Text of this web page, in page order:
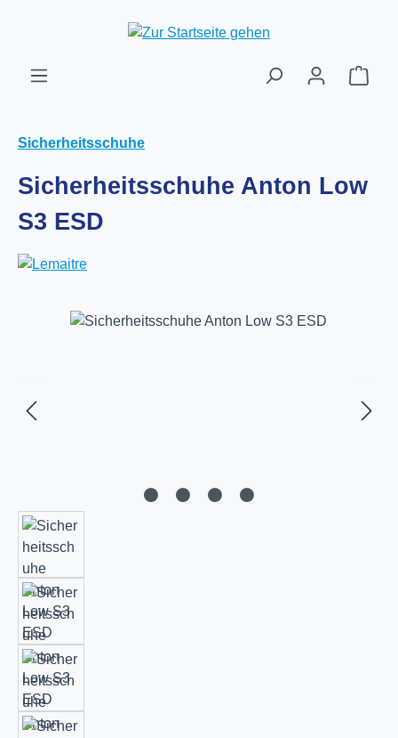
Zum Hauptinhalt springen
Sicherheitsschuhe
Sicherheitsschuhe Anton Low
S3 ESD
Bildergalerie überspringen